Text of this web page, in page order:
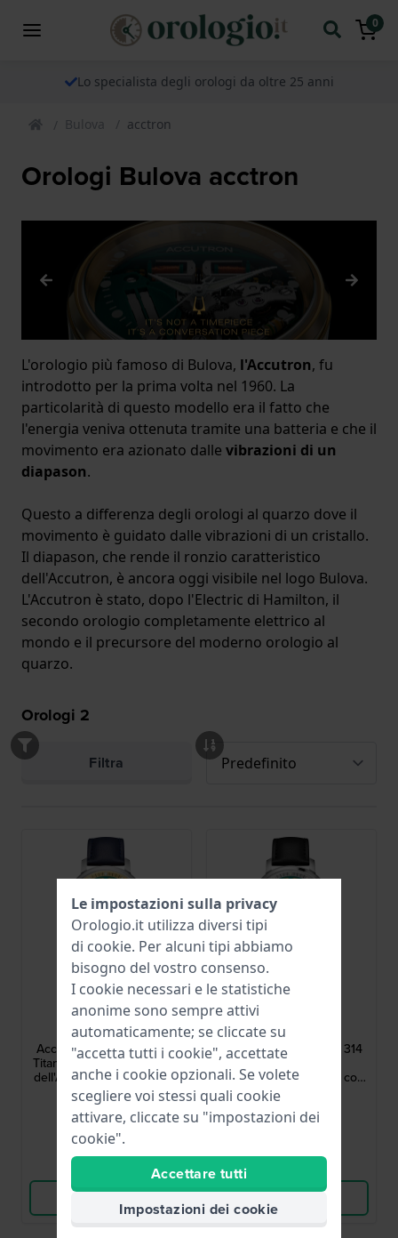
0
Lo specialista degli orologi da oltre 25 anni
Bulova acctron
Orologi Bulova acctron
L'orologio più famoso di Bulova, l'Accutron, fu
introdotto per la prima volta nel 1960. La
particolarità di questo modello era il fatto che
l'energia veniva ottenuta tramite una batteria e che il
movimento era azionato dalle vibrazioni di un
diapason.
Questo a differenza degli orologi al quarzo dove il
movimento è guidato dalle vibrazioni di un cristallo.
Il diapason, che rende il ronzio caratteristico
dell'Accutron, è ancora oggi visibile nel logo Bulova.
L'Accutron è stato, dopo l'Electric di Hamilton, il
secondo orologio completamente elettrico al
mondo e il precursore del moderno orologio al
quarzo.
Orologi 2
Filtra
Bulova
26A213
Accutron - Spaceview 314
Titanium 39 mm Riedizione
dell'Accutron originale con
movimento proprietario a
diapason
5.200,00 €
● Disponibile
26A211
Accutron - Spaceview 314
39 mm Riedizione
dell'Accutron originale con
movimento proprietario a
diapason
5.000,00 €
● Disponibile
Le impostazioni sulla privacy
Orologio.it utilizza diversi tipi
di cookie. Per alcuni tipi abbiamo
bisogno del vostro consenso.
I cookie necessari e le statistiche
anonime sono sempre attivi
automaticamente; se cliccate su
"accetta tutti i cookie", accettate
anche i cookie opzionali. Se volete
scegliere voi stessi quali cookie
attivare, cliccate su "impostazioni dei
cookie".
Accettare tutti
Impostazioni dei cookie